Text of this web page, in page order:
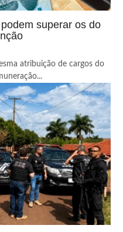
superar os do
atribuição de cargos do